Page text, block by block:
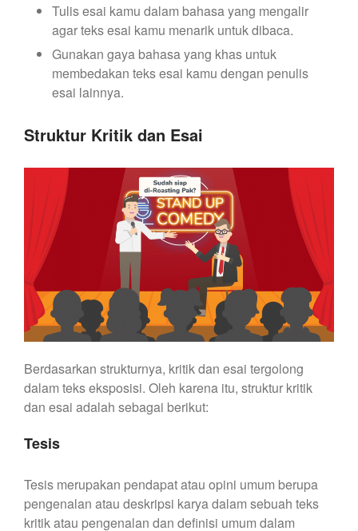
Tulis esai kamu dalam bahasa yang mengalir
agar teks esai kamu menarik untuk dibaca.
Gunakan gaya bahasa yang khas untuk
membedakan teks esai kamu dengan penulis
esai lainnya.
Struktur Kritik dan Esai
Berdasarkan strukturnya, kritik dan esai tergolong
dalam teks eksposisi. Oleh karena itu, struktur kritik
dan esai adalah sebagai berikut:
Tesis
Tesis merupakan pendapat atau opini umum berupa
pengenalan atau deskripsi karya dalam sebuah teks
kritik atau pengenalan dan definisi umum dalam